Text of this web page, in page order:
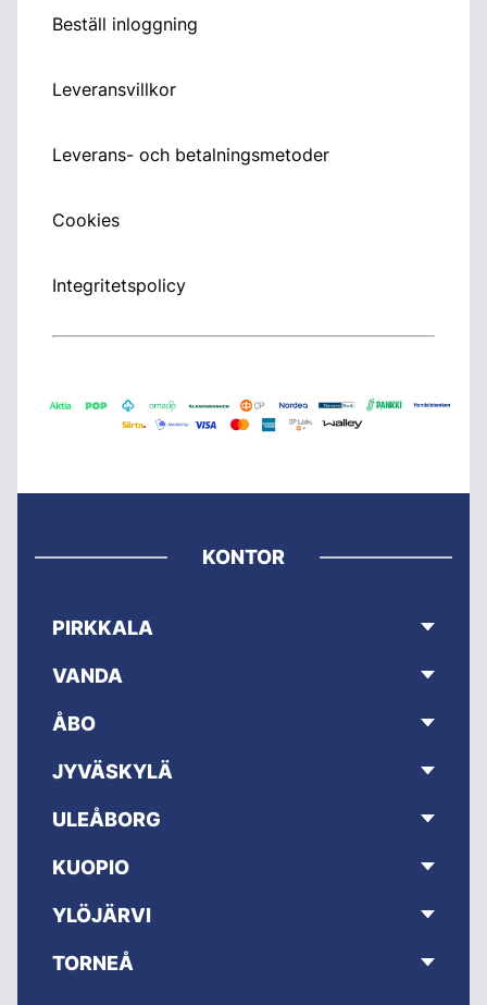
Beställ inloggning
Leveransvillkor
Leverans- och betalningsmetoder
Cookies
Integritetspolicy
KONTOR
PIRKKALA
VANDA
ÅBO
JYVÄSKYLÄ
ULEÅBORG
KUOPIO
YLÖJÄRVI
TORNEÅ